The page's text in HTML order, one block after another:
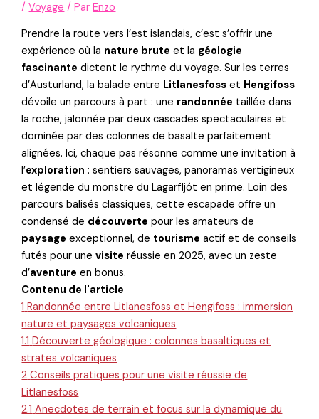
/Voyage / ParEnzo
Prendre la route vers l’est islandais, c’est s’offrir une
expérience où la nature brute et la géologie
fascinante dictent le rythme du voyage. Sur les terres
d’Austurland, la balade entre Litlanesfoss et Hengifoss
dévoile un parcours à part : une randonnée taillée dans
la roche, jalonnée par deux cascades spectaculaires et
dominée par des colonnes de basalte parfaitement
alignées. Ici, chaque pas résonne comme une invitation à
l’exploration : sentiers sauvages, panoramas vertigineux
et légende du monstre du Lagarfljót en prime. Loin des
parcours balisés classiques, cette escapade offre un
condensé de découverte pour les amateurs de
paysage exceptionnel, de tourisme actif et de conseils
futés pour unevisite réussie en 2025, avec un zeste
d’aventure en bonus.
Contenu de l'article
1 Randonnée entre Litlanesfoss et Hengifoss : immersion
nature et paysages volcaniques
1.1 Découverte géologique : colonnes basaltiques et
strates volcaniques
2 Conseils pratiques pour une visite réussie de
Litlanesfoss
2.1 Anecdotes de terrain et focus sur la dynamique du